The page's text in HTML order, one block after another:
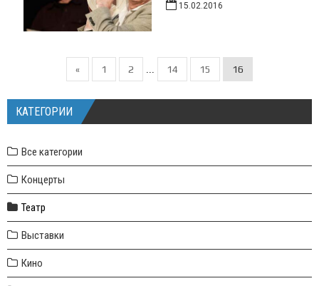
15.02.2016
« 1 2 ... 14 15 16
КАТЕГОРИИ
Все категории
Концерты
Театр
Выставки
Кино